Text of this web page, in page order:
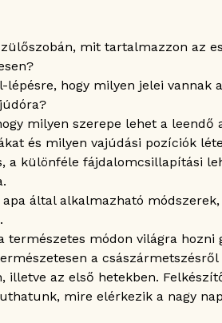
mit tartalmazzon az
hogy milyen jelei vannak
milyen szerepe lehet a leendő
és milyen vajúdási pozíciók
a különféle fájdalomcsillapítási
által alkalmazható
módon világra hozni
a császármetszésről
az első hetekben.
mire elérkezik a nagy